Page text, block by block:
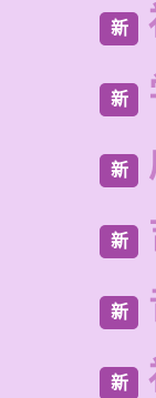
新
新
新
新
新
新